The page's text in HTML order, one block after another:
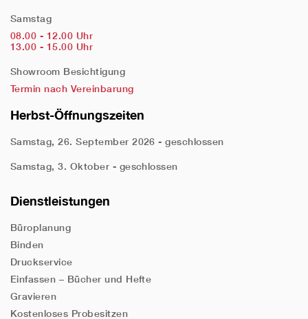
Samstag
08.00 - 12.00 Uhr
13.00 - 15.00 Uhr
Showroom Besichtigung
Termin nach Vereinbarung
Herbst-Öffnungszeiten
Samstag, 26. September 2026 - geschlossen
Samstag, 3. Oktober - geschlossen
Dienstleistungen
Büroplanung
Binden
Druckservice
Einfassen – Bücher und Hefte
Gravieren
Kostenloses Probesitzen